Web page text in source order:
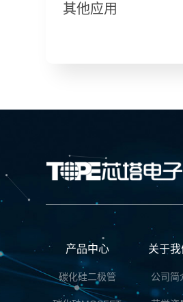
其他应用
产品中心
碳化硅二极管
关于我
公司简